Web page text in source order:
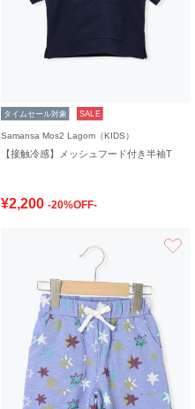
タイムセール対象 SALE
Samansa Mos2 Lagom（KIDS）
【接触冷感】メッシュフード付き半袖T
¥2,200 -20%OFF-